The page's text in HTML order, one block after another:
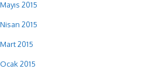
Mayıs 2015
Nisan 2015
Mart 2015
Ocak 2015